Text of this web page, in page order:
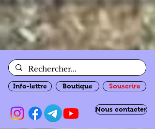
Info-lettre Boutique Souscrire
Nous contacter